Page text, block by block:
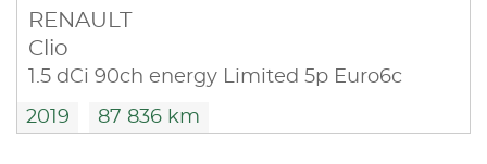
RENAULT
Clio
1.5 dCi 90ch energy Limited 5p Euro6c
2019 87 836 km